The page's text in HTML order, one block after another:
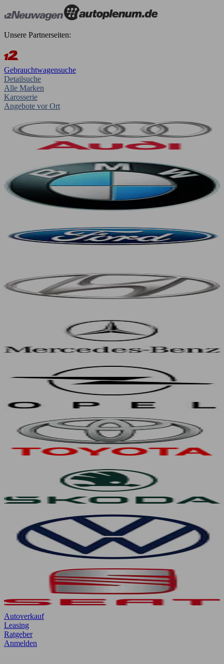
Unsere Partnerseiten:
Gebrauchtwagensuche
Detailsuche
Alle Marken
Karosserie
Angebote vor Ort
Autoverkauf
Leasing
Ratgeber
Anmelden